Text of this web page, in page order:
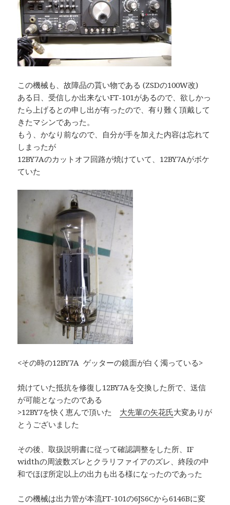
この機械も、故障品の貰い物である (ZSDの100W改)
ある日、受信しか出来ないFT-101があるので、欲しかっ
たら上げるとの申し出が有ったので、有り難く頂戴して
きたマシンであった。
もう、かなり前なので、自分が手を加えた内容は忘れて
しまったが
12BY7Aのカットオフ回路が焼けていて、12BY7Aがボケ
ていた
<その時の12BY7A ゲッターの鏡面が白く濁っている>
焼けていた抵抗を修復し12BY7Aを交換した所で、送信
が可能となったのである
>12BY7を快く恵んで頂いた 大先輩の矢花氏大変ありが
とうございました
その後、取扱説明書に従って確認調整をした所、IF
widthの周波数ズレとクラリファイアのズレ、終段の中
和でほぼ所定以上の出力も出る様になったのであった
この機械は出力管が本流FT-101の6JS6Cから6146Bに変